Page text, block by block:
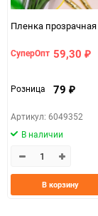
СуперОпт 59,30 ₽
Розница 79 ₽
Артикул: 6049352
В наличии
В корзину